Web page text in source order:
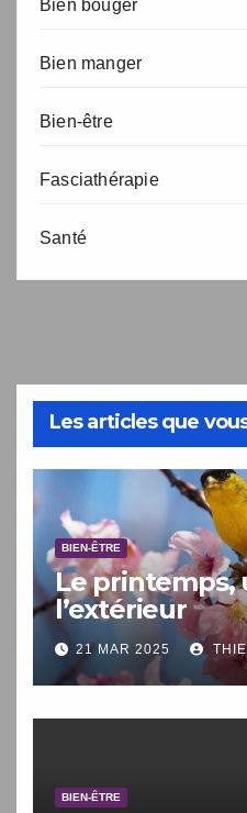
Bien bouger
Bien manger
Bien-être
Fasciathérapie
Santé
Les articles que
BIEN-ÊTRE
Le printemps,
l’extérieur
21 MAR 2025
BIEN-ÊTRE